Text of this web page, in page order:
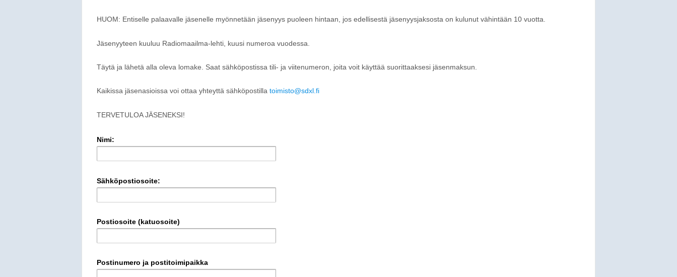
HUOM: Entiselle palaavalle jäsenelle myönnetään jäsenyys puoleen hintaan, jos edellisestä jäsenyysjaksosta on kulunut vähintään 10 vuotta.
Jäsenyyteen kuuluu Radiomaailma-lehti, kuusi numeroa vuodessa.
Täytä ja lähetä alla oleva lomake. Saat sähköpostissa tili- ja viitenumeron, joita voit käyttää suorittaaksesi jäsenmaksun.
Kaikissa jäsenasioissa voi ottaa yhteyttä sähköpostilla toimisto@sdxl.fi
TERVETULOA JÄSENEKSI!
Nimi:
Sähköpostiosoite:
Postiosoite (katuosoite)
Postinumero ja postitoimipaikka